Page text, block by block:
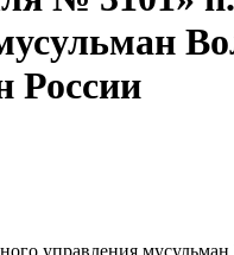
России
управления мусульман